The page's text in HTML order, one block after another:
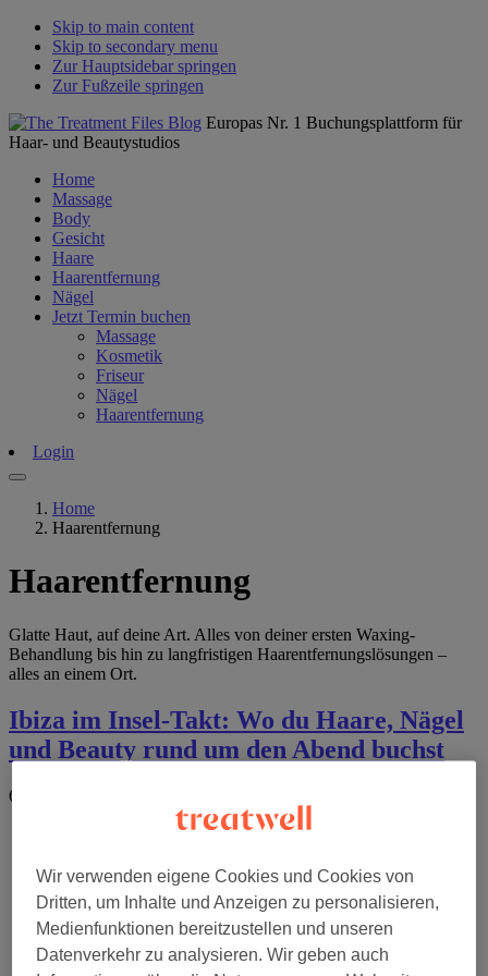
Skip to main content
Skip to secondary menu
Zur Hauptsidebar springen
Zur Fußzeile springen
Europas Nr. 1 Buchungsplattform für
Haar- und Beautystudios
Home
Massage
Body
Gesicht
Haare
Haarentfernung
Nägel
Jetzt Termin buchen
Massage
Kosmetik
Friseur
Nägel
Haarentfernung
Login
Home
Haarentfernung
Haarentfernung
Glatte Haut, auf deine Art. Alles von deiner ersten Waxing-
Behandlung bis hin zu langfristigen Haarentfernungslösungen –
alles an einem Ort.
Ibiza im Insel-Takt: Wo du Haare, Nägel
und Beauty rund um den Abend buchst
6 August 2026
Wir verwenden eigene Cookies und Cookies von
Dritten, um Inhalte und Anzeigen zu personalisieren,
Medienfunktionen bereitzustellen und unseren
Datenverkehr zu analysieren. Wir geben auch